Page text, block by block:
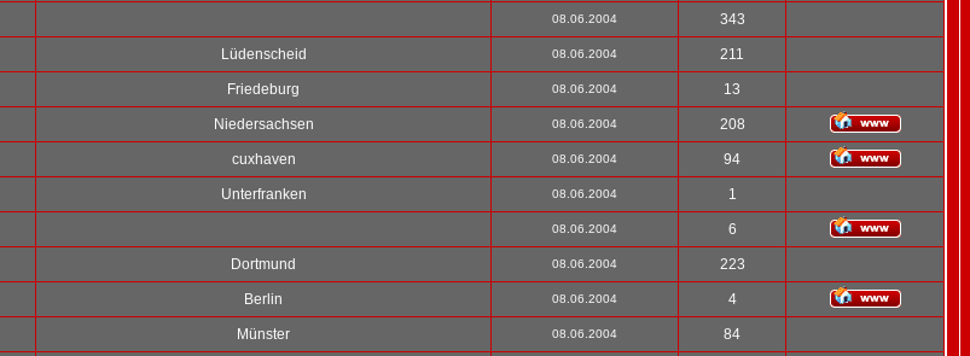
08.06.2004 343
Lüdenscheid 08.06.2004 211
Friedeburg 08.06.2004 13
Niedersachsen 08.06.2004 208
cuxhaven 08.06.2004 94
Unterfranken 08.06.2004 1
08.06.2004 6
Dortmund 08.06.2004 223
Berlin 08.06.2004 4
Münster 08.06.2004 84